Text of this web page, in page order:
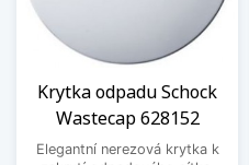
Krytka odpadu Schock
Wastecap 628152
Elegantní nerezová krytka k